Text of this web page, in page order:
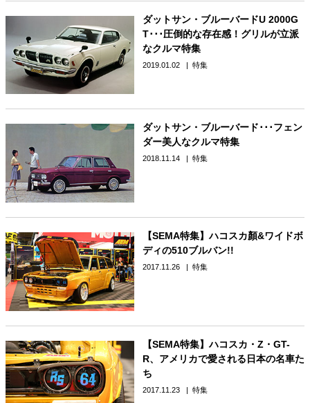
ダットサン・ブルーバードU 2000G
T･･･圧倒的な存在感！グリルが立派
なクルマ特集
2019.01.02 特集
ダットサン・ブルーバード･･･フェン
ダー美人なクルマ特集
2018.11.14 特集
【SEMA特集】ハコスカ顏&ワイドボ
ディの510ブルバン!!
2017.11.26 特集
【SEMA特集】ハコスカ・Z・GT-
R、アメリカで愛される日本の名車た
ち
2017.11.23 特集